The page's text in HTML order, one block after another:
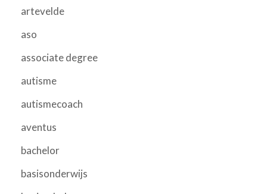
artevelde
aso
associate degree
autisme
autismecoach
aventus
bachelor
basisonderwijs